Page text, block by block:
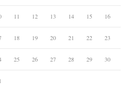
11 12 13 14 15 16
18 19 20 21 22 23
25 26 27 28 29 30